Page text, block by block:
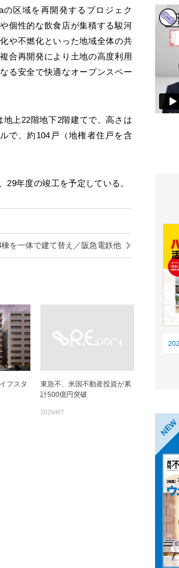
区域を再開発するプロジェク
個性的な飲食店が集積する駿河
や不燃化といった地域全体の共
合再開発により土地の高度利用
る安全で快適なオープンスペー
上22階地下2階建てで、高さは
で、約104戸（地権者住戸を含
年度の竣工を予定している。
を一体で建て替え／阪急電鉄他
フスタ
東急不、米国不動産投資が累
計500億円突破
2026/8/7
NEW